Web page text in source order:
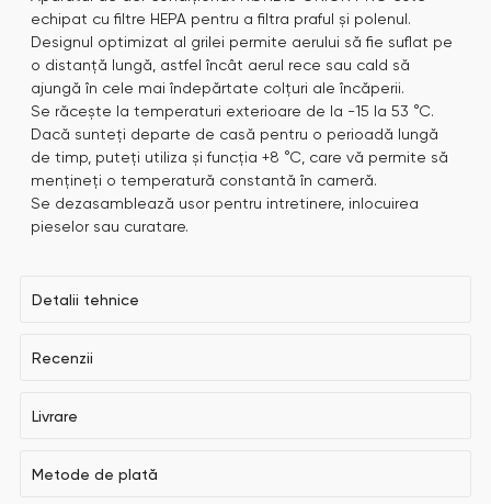
echipat cu filtre HEPA pentru a filtra praful și polenul.
Designul optimizat al grilei permite aerului să fie suflat pe
o distanță lungă, astfel încât aerul rece sau cald să
ajungă în cele mai îndepărtate colțuri ale încăperii.
Se răcește la temperaturi exterioare de la -15 la 53 °C.
Dacă sunteți departe de casă pentru o perioadă lungă
de timp, puteți utiliza și funcția +8 °C, care vă permite să
mențineți o temperatură constantă în cameră.
Se dezasamblează usor pentru intretinere, inlocuirea
pieselor sau curatare.
Detalii tehnice
Recenzii
Livrare
Metode de plată